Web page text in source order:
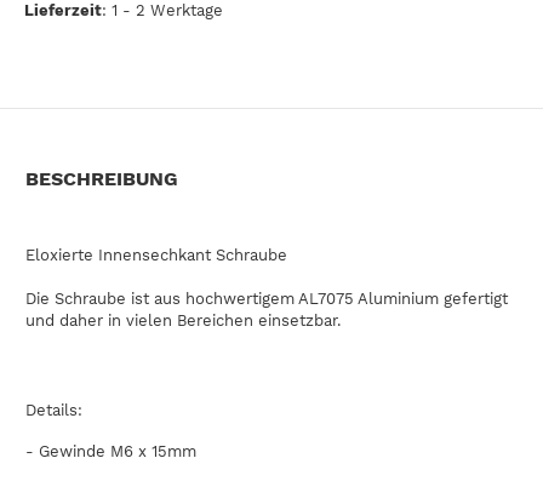
Lieferzeit: 1 - 2 Werktage
BESCHREIBUNG
Eloxierte Innensechkant Schraube
Die Schraube ist aus hochwertigem AL7075 Aluminium gefertigt
und daher in vielen Bereichen einsetzbar.
Details:
- Gewinde M6 x 15mm